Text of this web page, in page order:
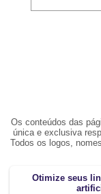
Os conteúdos das
única e exclusiva
Todos os logos,
Otimize seus